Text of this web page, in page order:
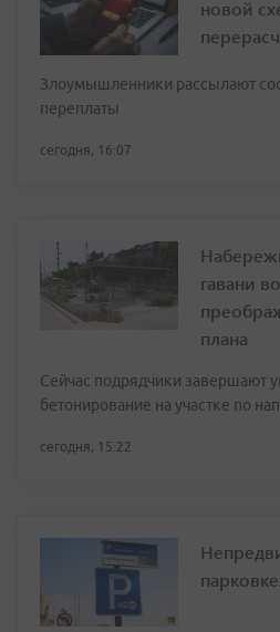
новой
Злоумышленники рассылают
переплаты
сегодня, 16:07
гавани
плана
Сейчас подрядчики завершают
бетонирование на участке по
сегодня, 15:22